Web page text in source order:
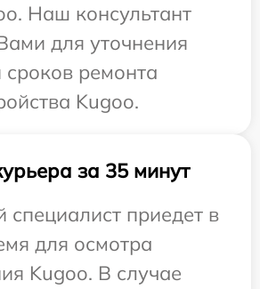
Наш консультант
для уточнения
сроков ремонта
Kugoo.
за 35 минут
специалист приедет в
для осмотра
Kugoo. В случае